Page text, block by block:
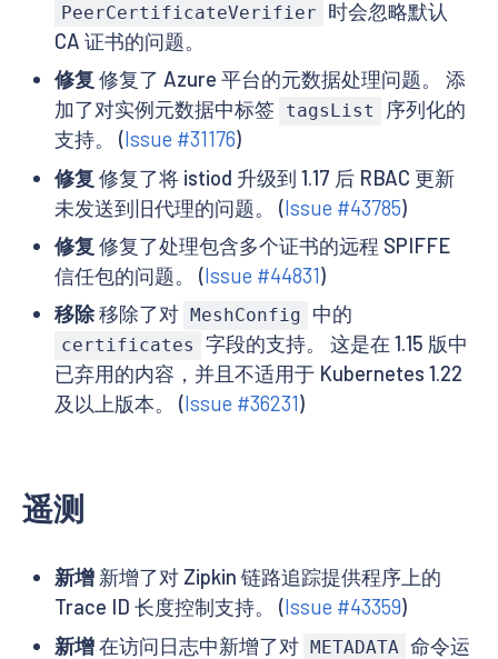
PeerCertificateVerifier
时会忽略默认
CA 证书的问题。
修复 修复了 Azure 平台的元数据处理问题。 添
加了对实例元数据中标签 tagsList
序列化的
支持。 (Issue #31176)
修复 修复了将 istiod 升级到 1.17 后 RBAC 更新
未发送到旧代理的问题。 (Issue #43785)
修复 修复了处理包含多个证书的远程 SPIFFE
信任包的问题。 (Issue #44831)
移除移除了对 MeshConfig 中的
certificates
字段的支持。 这是在 1.15 版中
已弃用的内容，并且不适用于 Kubernetes 1.22
及以上版本。 (Issue #36231)
遥测
新增新增了对 Zipkin 链路追踪提供程序上的
Trace ID 长度控制支持。 (Issue #43359)
新增在访问日志中新增了对 METADATA 命令运